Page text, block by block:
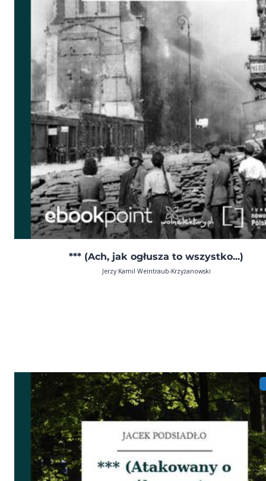
*** (Ach, jak ogłusza to wszystko...)
Jerzy Kamil Weintraub-Krzyżanowski